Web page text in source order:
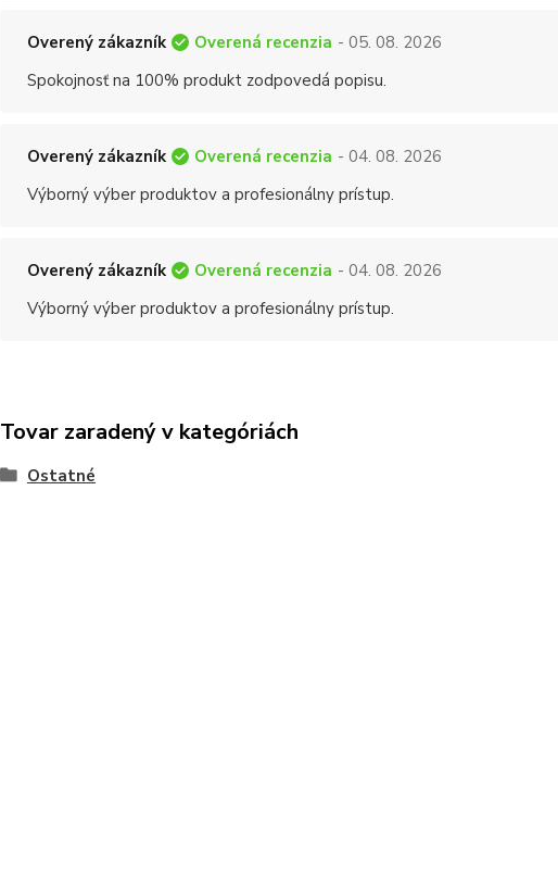
Overený zákazník Overená recenzia - 05. 08. 2026
Spokojnosť na 100% produkt zodpovedá popisu.
Overený zákazník Overená recenzia - 04. 08. 2026
Výborný výber produktov a profesionálny prístup.
Overený zákazník Overená recenzia - 04. 08. 2026
Výborný výber produktov a profesionálny prístup.
Tovar zaradený v kategóriách
Ostatné